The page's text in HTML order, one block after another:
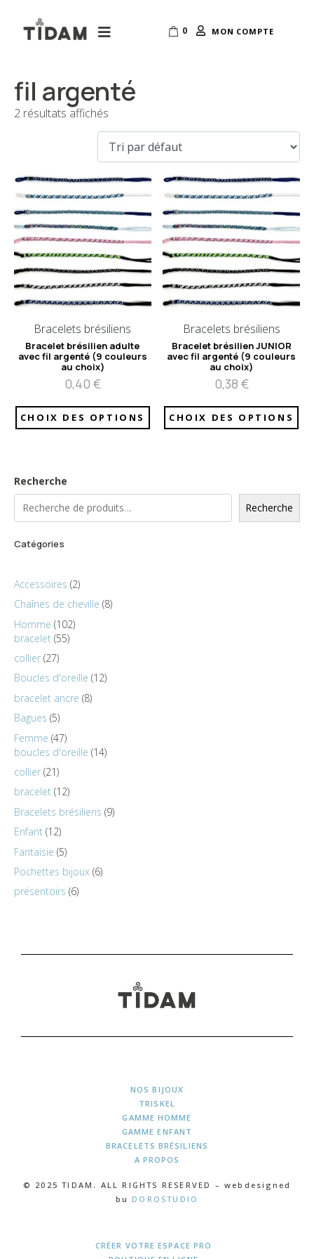
0 MON COMPTE
fil argenté
2 résultats affichés
Bracelets brésiliens
Bracelet brésilien adulte
avec fil argenté (9 couleurs
au choix)
0,40 €
CHOIX DES OPTIONS
Bracelets brésiliens
Bracelet brésilien JUNIOR
avec fil argenté (9 couleurs
au choix)
0,38 €
CHOIX DES OPTIONS
Recherche
Recherche
Catégories
Accessoires 2
Chaînes de cheville 8
Homme 102
bracelet 55
collier 27
Boucles d'oreille 12
bracelet ancre 8
Bagues 5
Femme 47
boucles d'oreille 14
collier 21
bracelet 12
Bracelets brésiliens 9
Enfant 12
Fantaisie 5
Pochettes bijoux 6
présentoirs 6
NOS BIJOUX
TRISKEL
GAMME HOMME
GAMME ENFANT
BRACELETS BRÉSILIENS
A PROPOS
© 2025 TIDAM. ALL RIGHTS RESERVED – webdesigned
bu DOROSTUDIO
CRÉER VOTRE ESPACE PRO